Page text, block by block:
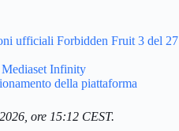
ufficiali Forbidden Fruit 3 del
Infinity
della piattaforma
ore 15:12 CEST.